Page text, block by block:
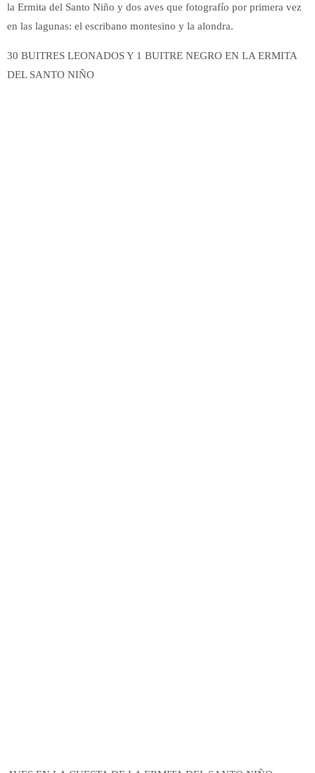
la Ermita del Santo Niño y dos aves que fotografío por primera vez
en las lagunas: el escribano montesino y la alondra.
30 BUITRES LEONADOS Y 1 BUITRE NEGRO EN LA ERMITA
DEL SANTO NIÑO